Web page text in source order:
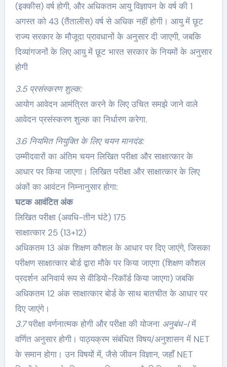
(इक्कीस) वर्ष होगी, और अधिकतम आयु विज्ञापन के वर्ष की 1
अगस्त को 43 (तैंतालीस) वर्ष से अधिक नहीं होगी। आयु में छूट
राज्य सरकार के मौजूदा प्रावधानों के अनुसार दी जाएगी, जबकि
दिव्यांगजनों के लिए आयु में छूट भारत सरकार के नियमों के अनुसार
होगी
3.5 प्रसंस्करण शुल्क:
आयोग आवेदन आमंत्रित करने के लिए उचित समझे जाने वाले
आवेदन प्रसंस्करण शुल्क का निर्धारण करेगा.
3.6 नियमित नियुक्ति के लिए चयन मानदंड:
उम्मीदवारों का अंतिम चयन लिखित परीक्षा और साक्षात्कार के
आधार पर किया जाएगा। लिखित परीक्षा और साक्षात्कार के लिए
अंकों का आवंटन निम्नानुसार होगा:
घटक आवंटित अंक
लिखित परीक्षा (अवधि-तीन घंटे) 175
साक्षात्कार 25 (13+12)
अधिकतम 13 अंक शिक्षण कौशल के आधार पर दिए जाएंगे, जिसका
परीक्षण साक्षात्कार बोर्ड द्वारा मौके पर किया जाएगा (शिक्षण कौशल
प्रदर्शन अनिवार्य रूप से वीडियो-रिकॉर्ड किया जाएगा) जबकि
अधिकतम 12 अंक साक्षात्कार बोर्ड के साथ बातचीत के आधार पर
दिए जाएंगे।
3.7परीक्षा वर्णनात्मक होगी और परीक्षा की योजना अनुबंध-Iमें
वर्णित अनुसार होगी। पाठ्यक्रम संबंधित विषय/अनुशासन में NET
के समान होगा। उन विषयों में, जैसे जीवन विज्ञान, जहाँ NET